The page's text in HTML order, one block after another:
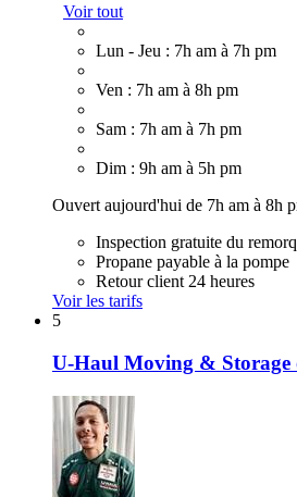
Voir tout
Lun - Jeu : 7h am à 7h pm
Ven : 7h am à 8h pm
Sam : 7h am à 7h pm
Dim : 9h am à 5h pm
Ouvert aujourd'hui de 7h am à 8h
Inspection gratuite du
Propane payable à la pompe
Retour client 24 heures
Voir les tarifs
5
U-Haul Moving & Storage